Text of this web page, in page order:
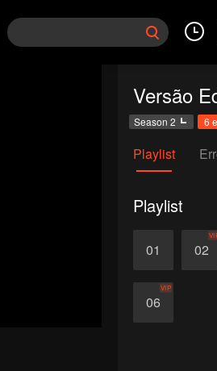
Season 2 6
Playlist
Playlist
01 02
06
VIP